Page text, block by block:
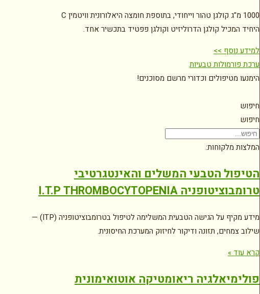
1000 מ"ג קולגן טהור וייחודי, בתוספת חומצה היאלורונית וויטמין C
היחיד המכיל קולגן הדרוליזיט וקולגן פפטיד בתכשיר אחד.
למידע נוסף >>
ערכת פורמולות טבעיות
הימנעו מטיפולים וכדורי מרשם מסוכנים!
חיפוש
חיפוש
המלצות מלקוחות:
הטיפול הטבעי המשלים והאינטגרטיבי
טרומבוציטופניה I.T.P THROMBOCYTOPENIA
מידע מקיף על הגישה הטבעית המשלימה לטיפול בטרומבוציטופניה (ITP) —
שילוב צמחים, תזונה ודיקור לחיזוק המערכת החיסונית.
קרא עוד »
פולימיאלגיה ריאומטיקה אוטואימונית